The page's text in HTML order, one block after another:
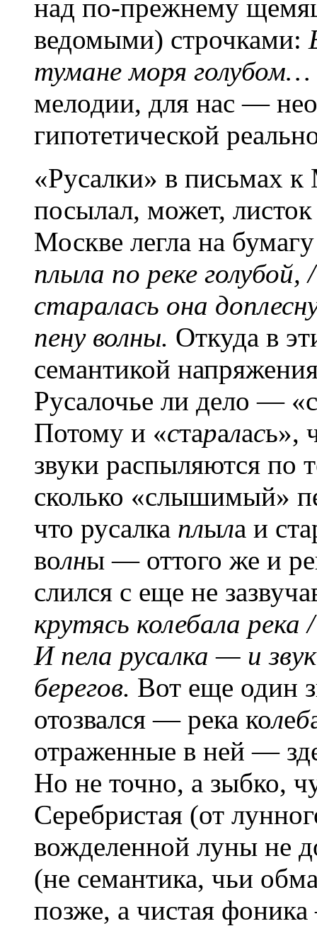
над по-прежнему
ведомыми) строчками:
тумане моря голубом…
мелодии, для нас —
гипотетической
«Русалки» в письмах
посылал, может,
Москве легла на
плыла по реке
старалась она
пену волны. Откуда в
семантикой
Русалочье ли дело —
Потому и «старалась»,
звуки распыляются по
сколько «слышимый»
что русалка плыла и
волны — оттого же и
слился с еще не
крутясь колебала
И пела русалка — и
берегов. Вот еще один
отозвался — река колеб
отраженные в ней —
Но не точно, а зыбко,
Серебристая (от
вожделенной луны не
(не семантика, чьи
позже, а чистая